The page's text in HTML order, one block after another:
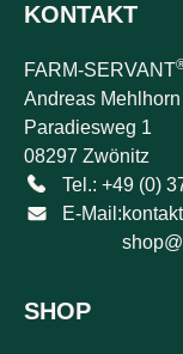
KONTAKT
FARM-SERVANT
Andreas Mehlhorn
Paradiesweg 1
08297 Zwönitz
Tel.: +49 (0)
E-Mail:
SHOP